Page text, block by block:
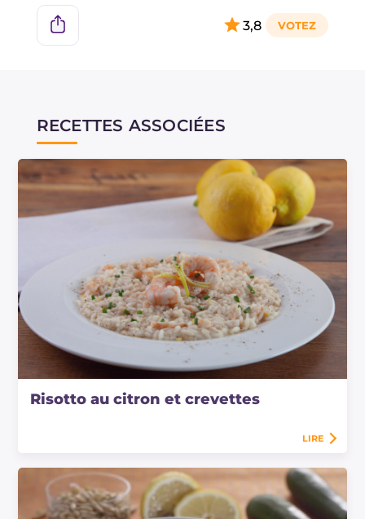
3,8
RECETTES ASSOCIÉES
Risotto au citron et crevettes
LIRE